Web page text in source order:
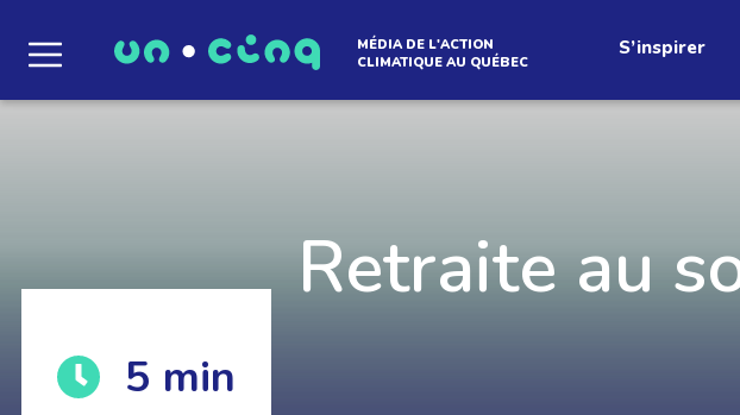
Le média qui détend
MÉDIA DE L'ACTION
CLIMATIQUE AU QUÉBEC
S’inspirer
Retraite au
5 min